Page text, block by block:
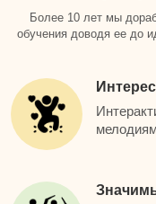
Более 10 лет мы
обучения доводя ее до